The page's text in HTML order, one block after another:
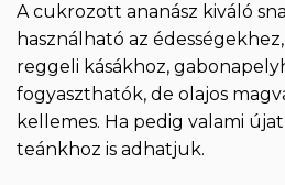
A cukrozott ananász kiváló
használható az
reggeli kásákhoz,
fogyaszthatók, de olajos
kellemes. Ha pedig valami
teánkhoz is adhatjuk.